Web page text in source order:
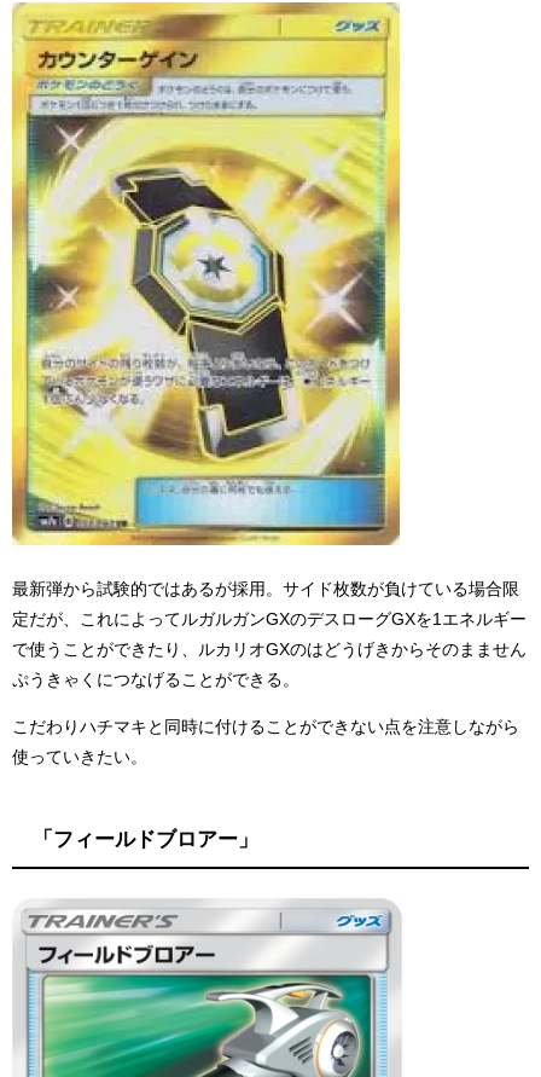
最新弾から試験的ではあるが採用。サイド枚数が負けている場合限
定だが、これによってルガルガンGXのデスローグGXを1エネルギー
で使うことができたり、ルカリオGXのはどうげきからそのまません
ぷうきゃくにつなげることができる。
こだわりハチマキと同時に付けることができない点を注意しながら
使っていきたい。
「フィールドブロアー」